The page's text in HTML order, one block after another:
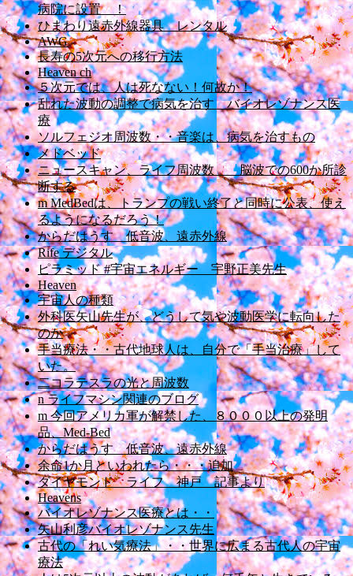
病院に設置 ！
ひまわり遠赤外線器具 レンタル
AWG
長寿の5次元への移行方法
Heaven ch
５次元では、人は死なない！何故か！
乱れた波動の調整で病気を治す バイオレゾナンス医
療
ソルフェジオ周波数・・音楽は、病気を治すもの
メドベッド
ニュースキャン、ライフ周波数 脳波での600か所診
断する
m MedBedは、トランプの戦い終了と同時に公表、使え
るようになるだろう！
からだはうす 低音波、遠赤外線
Rife デジタル
ピラミッド #宇宙エネルギー 宇野正美先生
Heaven
宇宙人の種類
外科医矢山先生が、どうして気や波動医学に転向した
のか
手当療法・・古代地球人は、自分で「手当治療」して
いた。
二コラテスラの光と周波数
n ライフマシン関連のブログ
m 今回アメリカ軍が解禁した、８０００以上の発明
品、Med-Bed
からだはうす 低音波、遠赤外線
余命1か月といわれたら・・・追加
ダイヤモンド ライフ 神戸 記事より
Heavens
バイオレゾナンス医療とは・・
矢山利彦バイオレゾナンス先生
古代の「れい気療法」・・世界に広まる古代人の宇宙
療法